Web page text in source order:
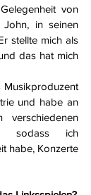
von
John, in seinen
stellte mich als
das hat mich
Musikproduzent
und habe an
sodass ich
habe, Konzerte